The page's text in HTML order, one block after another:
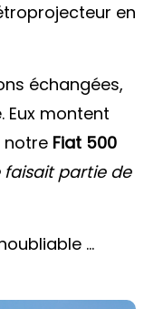
en
échangées,
Eux montent
notre Fiat 500
faisait partie de
...